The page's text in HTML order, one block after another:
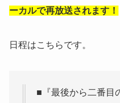
ーカルで再放送されます！
日程はこちらです。
■『最後から二番目